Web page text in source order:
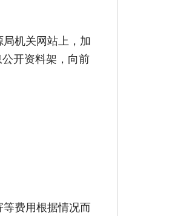
机关网站上，加
开资料架，向前
费用根据情况而